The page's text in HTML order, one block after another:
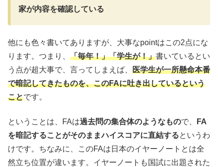
家が内容を確認している
他にも色々書いてありますが、大事なpointはこの2点にな
ります。つまり、 「毎年！」「学生が！」書いているとい
う点が超大事で、言ってしまえば、 医学生が一所懸命本番
で暗記してきたものを、このFAに吐き出しているという
ことです。
ということは、FAは過去問の集合体のようなもので、
FA
を暗記することがそのままハイスコアに直結するというわ
けです。ちなみに、このFAは日本のイヤーノートとは全
然立ち位置が違います。イヤーノートも国試に出題された